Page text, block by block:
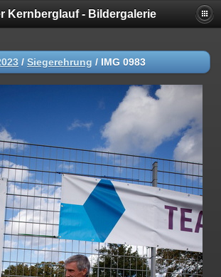
Kernberglauf - Bildergalerie
/ Siegerehrung / IMG 0983